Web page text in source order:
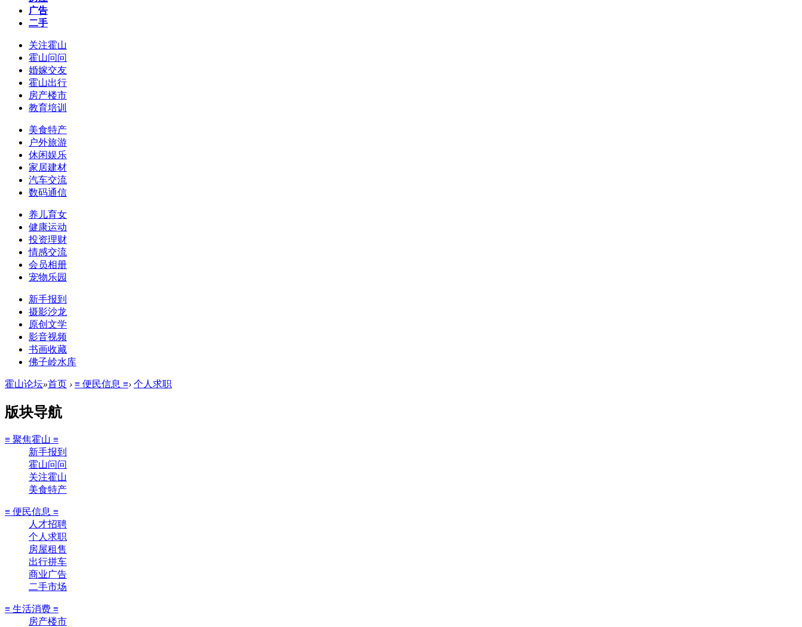
广告
二手
关注霍山
霍山问问
婚嫁交友
霍山出行
房产楼市
教育培训
美食特产
户外旅游
休闲娱乐
家居建材
汽车交流
数码通信
养儿育女
健康运动
投资理财
情感交流
会员相册
宠物乐园
新手报到
摄影沙龙
原创文学
影音视频
书画收藏
佛子岭水库
霍山论坛»首页 › ≡ 便民信息 ≡› 个人求职
版块导航
≡ 聚焦霍山 ≡
新手报到
霍山问问
关注霍山
美食特产
≡ 便民信息 ≡
人才招聘
个人求职
房屋租售
出行拼车
商业广告
二手市场
≡ 生活消费 ≡
房产楼市